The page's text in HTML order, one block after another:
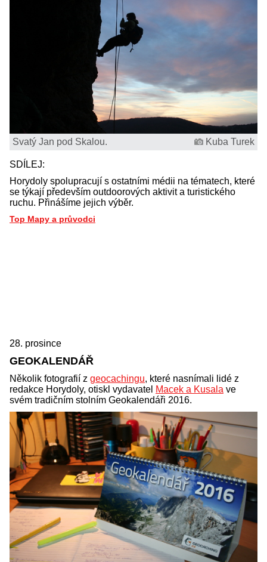
Svatý Jan pod Skalou. Kuba Turek
SDÍLEJ:
Horydoly spolupracují s ostatními médii na tématech, které
se týkají především outdoorových aktivit a turistického
ruchu. Přinášíme jejich výběr.
Top Mapy a průvodci
28. prosince
GEOKALENDÁŘ
Několik fotografií z geocachingu, které nasnímali lidé z
redakce Horydoly, otiskl vydavatel Macek a Kusala ve
svém tradičním stolním Geokalendáři 2016.